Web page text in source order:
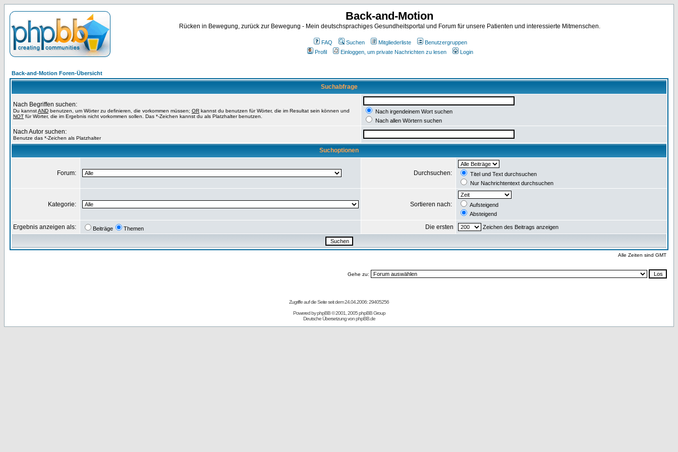
Back-and-Motion
Rücken in Bewegung, zurück zur Bewegung - Mein deutschsprachiges Gesundheitsportal und Forum für unsere Patienten und interessierte Mitmenschen.
FAQ Suchen Mitgliederliste
Benutzergruppen
Profil
Einloggen, um private Nachrichten zu lesen Login
Back-and-Motion Foren-Übersicht
Suchabfrage
Nach Begriffen suchen:
Du kannstAND benutzen, um Wörter zu definieren, die vorkommen müssen; OR kannst du benutzen für Wörter, die im Resultat sein können und
NOT für Wörter, die im Ergebnis nicht vorkommen sollen. Das *-Zeichen kannst du als Platzhalter benutzen.
Nach irgendeinem Wort suchen
Nach allen Wörtern suchen
Nach Autor suchen:
Benutze das *-Zeichen als Platzhalter
Suchoptionen
Forum: Durchsuchen:
Titel und Text durchsuchen
Nur Nachrichtentext durchsuchen
Kategorie: Sortieren nach:
Aufsteigend
Absteigend
Ergebnis anzeigen als: Beiträge Themen Die ersten Zeichen des Beitrags anzeigen
Alle Zeiten sind GMT
Gehe zu:
Zugriffe auf die Seite seit dem 24.04.2006: 29405256
Powered byphpBB© 2001, 2005 phpBB Group
Deutsche Übersetzung vonphpBB.de